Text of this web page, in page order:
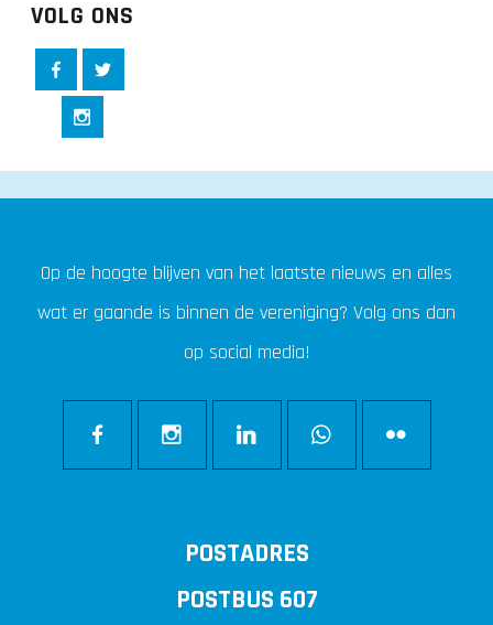
VOLG ONS
Op de hoogte blijven van het laatste nieuws en alles
wat er gaande is binnen de vereniging? Volg ons dan
op social media!
POSTADRES
POSTBUS 607